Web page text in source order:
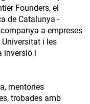
Founders, el
de Catalunya -
a empreses
i les
inversió i
mentories
trobades amb